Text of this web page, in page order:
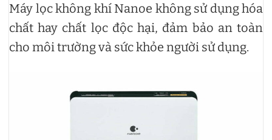
Máy lọc không khí Nanoe không sử dụng hóa
chất hay chất lọc độc hại, đảm bảo an toàn
cho môi trường và sức khỏe người sử dụng.